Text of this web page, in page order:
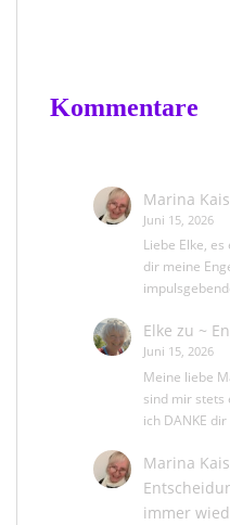
Kommentare
Marina
Juni 15, 2026
Liebe Elke,
dir meine
Elke zu ~
Juni 15, 2026
Meine liebe
sind mir stets
ich DANKE
Marina
immer